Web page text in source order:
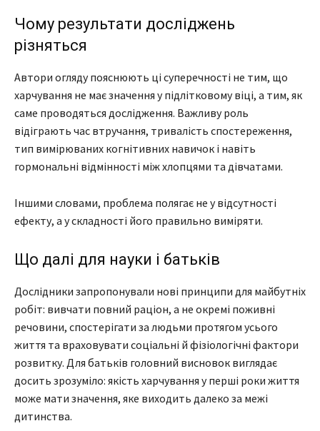
Чому результати досліджень
різняться
Автори огляду пояснюють ці суперечності не тим, що
харчування не має значення у підлітковому віці, а тим, як
саме проводяться дослідження. Важливу роль
відіграють час втручання, тривалість спостереження,
тип вимірюваних когнітивних навичок і навіть
гормональні відмінності між хлопцями та дівчатами.
Іншими словами, проблема полягає не у відсутності
ефекту, а у складності його правильно виміряти.
Що далі для науки і батьків
Дослідники запропонували нові принципи для майбутніх
робіт: вивчати повний раціон, а не окремі поживні
речовини, спостерігати за людьми протягом усього
життя та враховувати соціальні й фізіологічні фактори
розвитку. Для батьків головний висновок виглядає
досить зрозуміло: якість харчування у перші роки життя
може мати значення, яке виходить далеко за межі
дитинства.